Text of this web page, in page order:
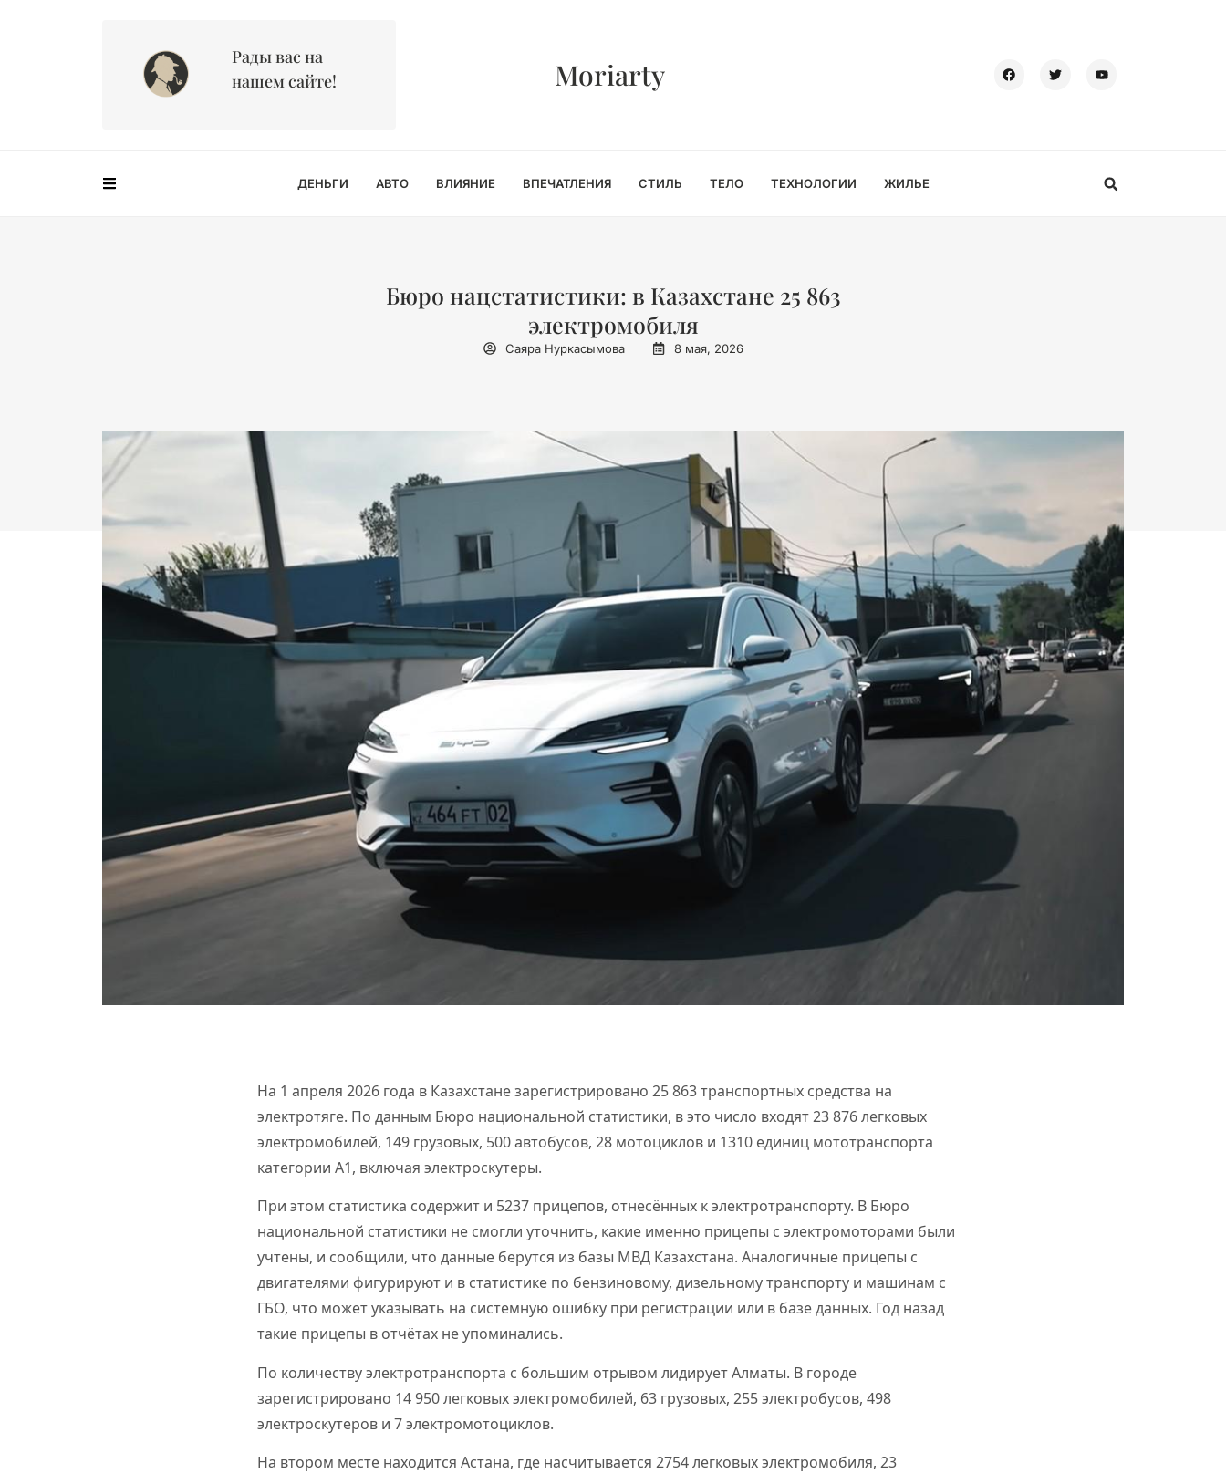
Рады вас на
нашем сайте!
Moriarty
ДЕНЬГИ АВТО ВЛИЯНИЕ ВПЕЧАТЛЕНИЯ СТИЛЬ ТЕЛО ТЕХНОЛОГИИ ЖИЛЬЕ
Бюро нацстатистики: в Казахстане 25 863
электромобиля
Саяра Нуркасымова 8 мая, 2026
На 1 апреля 2026 года в Казахстане зарегистрировано 25 863 транспортных средства на
электротяге. По данным Бюро национальной статистики, в это число входят 23 876 легковых
электромобилей, 149 грузовых, 500 автобусов, 28 мотоциклов и 1310 единиц мототранспорта
категории A1, включая электроскутеры.
При этом статистика содержит и 5237 прицепов, отнесённых к электротранспорту. В Бюро
национальной статистики не смогли уточнить, какие именно прицепы с электромоторами были
учтены, и сообщили, что данные берутся из базы МВД Казахстана. Аналогичные прицепы с
двигателями фигурируют и в статистике по бензиновому, дизельному транспорту и машинам с
ГБО, что может указывать на системную ошибку при регистрации или в базе данных. Год назад
такие прицепы в отчётах не упоминались.
По количеству электротранспорта с большим отрывом лидирует Алматы. В городе
зарегистрировано 14 950 легковых электромобилей, 63 грузовых, 255 электробусов, 498
электроскутеров и 7 электромотоциклов.
На втором месте находится Астана, где насчитывается 2754 легковых электромобиля, 23